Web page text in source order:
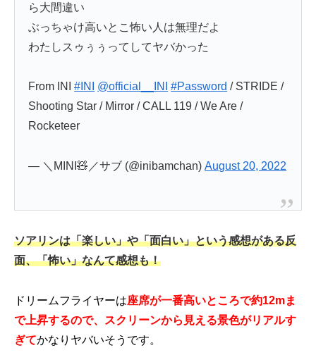
ら大間違い
ぶっちゃけ高いとこ怖い人は無理だよ
わたしスゥぅぅってしてヤバかった
From INI#INI @official__INI #Password / STRIDE /
Shooting Star / Mirror / CALL 119 / We Are /
Rocketeer
— ＼MINI🧸／サブ (@inibamchan)August 20, 2022
ソアリンは「楽しい」や「面白い」という感想がある反
面、「怖い」なんて感想も！
ドリームフライヤーは座席が一番高いところで約12mま
で上昇するので、スクリーンから見える景色がリアルす
ぎてかなりヤバいそうです。